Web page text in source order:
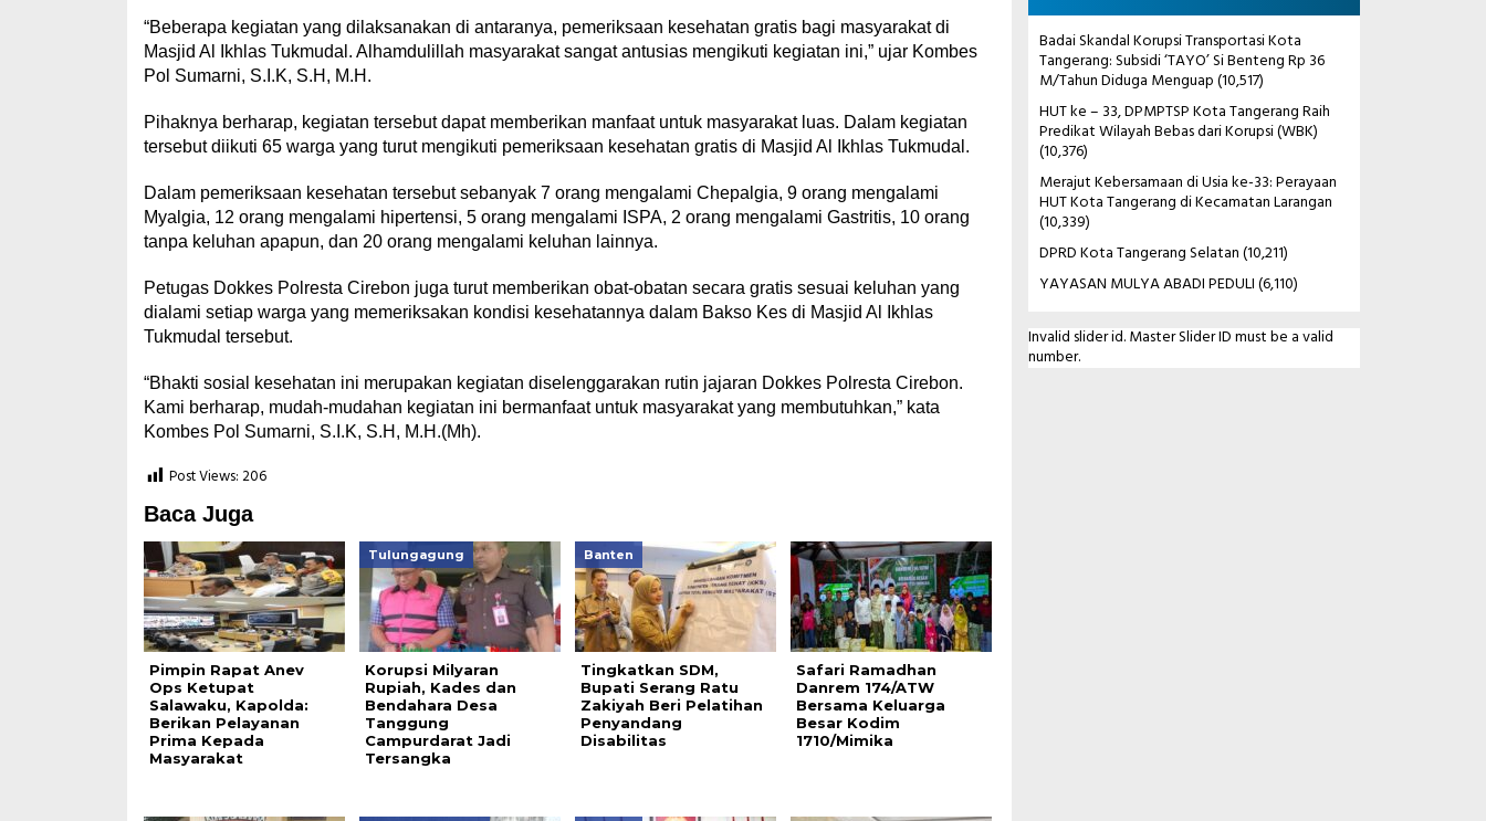
“Beberapa kegiatan yang dilaksanakan di antaranya, pemeriksaan kesehatan gratis bagi masyarakat di
Masjid Al Ikhlas Tukmudal. Alhamdulillah masyarakat sangat antusias mengikuti kegiatan ini,” ujar Kombes
Pol Sumarni, S.I.K, S.H, M.H.
Pihaknya berharap, kegiatan tersebut dapat memberikan manfaat untuk masyarakat luas. Dalam kegiatan
tersebut diikuti 65 warga yang turut mengikuti pemeriksaan kesehatan gratis di Masjid Al Ikhlas Tukmudal.
Dalam pemeriksaan kesehatan tersebut sebanyak 7 orang mengalami Chepalgia, 9 orang mengalami
Myalgia, 12 orang mengalami hipertensi, 5 orang mengalami ISPA, 2 orang mengalami Gastritis, 10 orang
tanpa keluhan apapun, dan 20 orang mengalami keluhan lainnya.
Petugas Dokkes Polresta Cirebon juga turut memberikan obat-obatan secara gratis sesuai keluhan yang
dialami setiap warga yang memeriksakan kondisi kesehatannya dalam Bakso Kes di Masjid Al Ikhlas
Tukmudal tersebut.
“Bhakti sosial kesehatan ini merupakan kegiatan diselenggarakan rutin jajaran Dokkes Polresta Cirebon.
Kami berharap, mudah-mudahan kegiatan ini bermanfaat untuk masyarakat yang membutuhkan,” kata
Kombes Pol Sumarni, S.I.K, S.H, M.H.(Mh).
Post Views:206
Baca Juga
Pimpin Rapat Anev
Ops Ketupat
Salawaku, Kapolda:
Berikan Pelayanan
Prima Kepada
Masyarakat
Tulungagung
Korupsi Milyaran
Rupiah, Kades dan
Bendahara Desa
Tanggung
Campurdarat Jadi
Tersangka
Banten
Tingkatkan SDM,
Bupati Serang Ratu
Zakiyah Beri Pelatihan
Penyandang
Disabilitas
Safari Ramadhan
Danrem 174/ATW
Bersama Keluarga
Besar Kodim
1710/Mimika
Badai Skandal Korupsi Transportasi Kota
Tangerang: Subsidi ‘TAYO’ Si Benteng Rp 36
M/Tahun Diduga Menguap(10,517)
HUT ke – 33, DPMPTSP Kota Tangerang Raih
Predikat Wilayah Bebas dari Korupsi (WBK)
(10,376)
Merajut Kebersamaan di Usia ke-33: Perayaan
HUT Kota Tangerang di Kecamatan Larangan
(10,339)
DPRD Kota Tangerang Selatan(10,211)
YAYASAN MULYA ABADI PEDULI(6,110)
Invalid slider id. Master Slider ID must be a valid
number.